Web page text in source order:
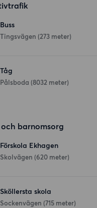
Buss
Tingsvägen (273 meter)
Tåg
Pålsboda (8032 meter)
barnomsorg
Förskola Ekhagen
Skolvägen (620 meter)
Sköllersta skola
Sockenvägen (715 meter)